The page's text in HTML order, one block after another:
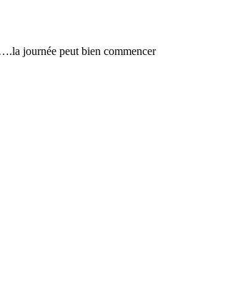
journée peut bien commencer